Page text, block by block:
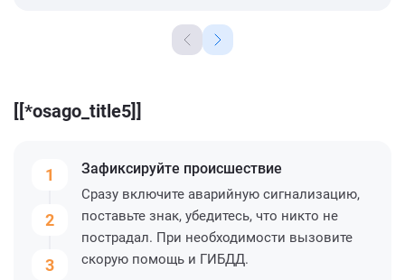
[[*osago_title5]]
1
2
3
Зафиксируйте происшествие
Сразу включите аварийную сигнализацию,
поставьте знак, убедитесь, что никто не
пострадал. При необходимости вызовите
скорую помощь и ГИБДД.